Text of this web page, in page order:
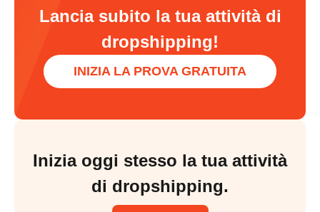
Lancia subito la tua attività di
dropshipping!
INIZIA LA PROVA GRATUITA
Inizia oggi stesso la tua attività
di dropshipping.